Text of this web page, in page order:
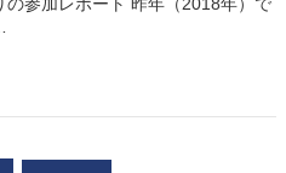
参加レポート 昨年（2018年）で